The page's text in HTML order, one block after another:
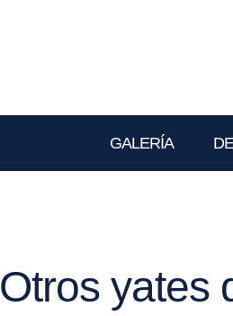
GALERÍA
Otros yates